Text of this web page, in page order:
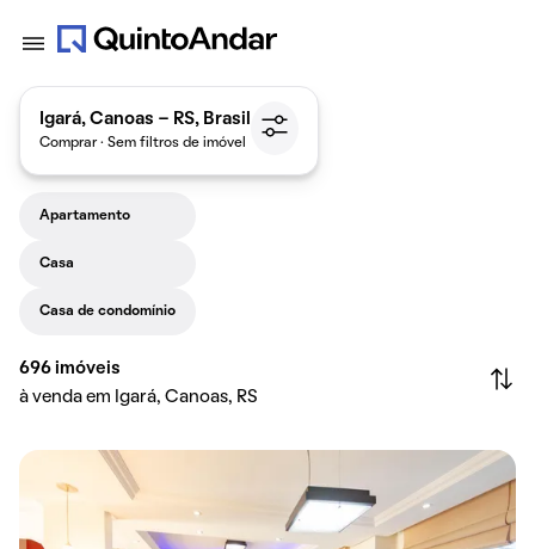
Igará, Canoas - RS, Brasil
Comprar · Sem filtros de imóvel
Apartamento
Casa
Casa de condomínio
696 imóveis
à venda em Igará, Canoas, RS